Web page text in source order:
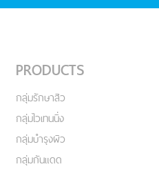
PRODUCTS
กลุ่มรักษาสิว
กลุ่มไวเทนนิ่ง
กลุ่มบำรุงผิว
กลุ่มกันแดด